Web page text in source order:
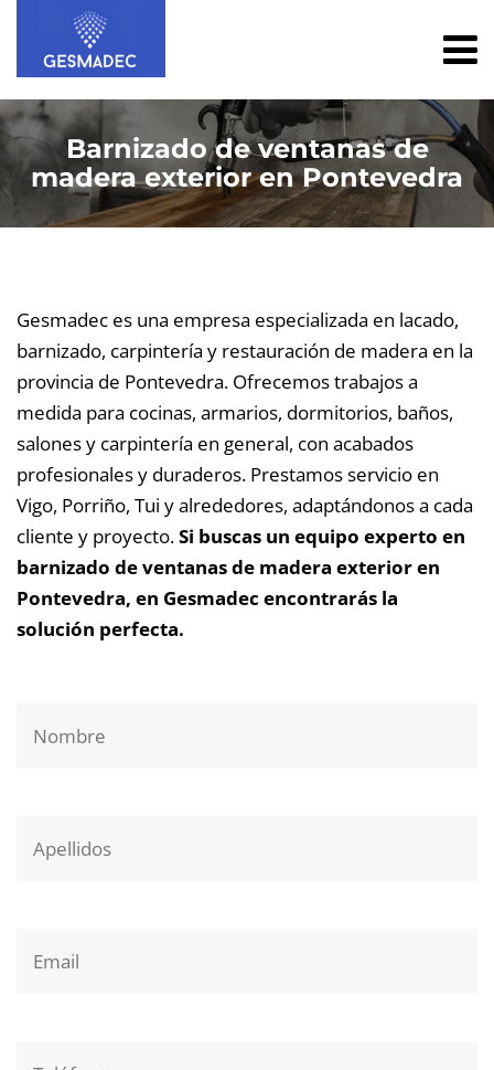
Barnizado de ventanas de
madera exterior en Pontevedra
Gesmadec es una empresa especializada en lacado,
barnizado, carpintería y restauración de madera en la
provincia de Pontevedra. Ofrecemos trabajos a
medida para cocinas, armarios, dormitorios, baños,
salones y carpintería en general, con acabados
profesionales y duraderos. Prestamos servicio en
Vigo, Porriño, Tui y alrededores, adaptándonos a cada
cliente y proyecto.Si buscas un equipo experto en
barnizado de ventanas de madera exterior en
Pontevedra, en Gesmadec encontrarás la
solución perfecta.